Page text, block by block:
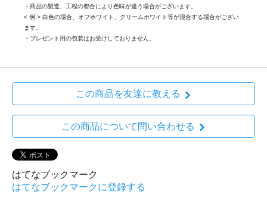
・商品の製造、工程の都合により色味が違う場合がございます。
< 例 > 白色の場合、オフホワイト、クリームホワイト等が混合する場合がござい
ます。
・プレゼント用の包装はお受けしておりません。
この商品を友達に教える
この商品について問い合わせる
はてなブックマーク
はてなブックマークに登録する